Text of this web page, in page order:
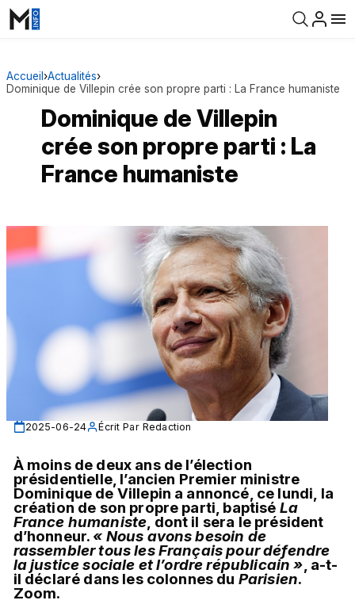
Accueil ›Actualités›
Dominique de Villepin crée son propre parti : La France humaniste
Dominique de Villepin
crée son propre parti : La
France humaniste
2025-06-24 Écrit Par Redaction
À moins de deux ans de l’élection
présidentielle, l’ancien Premier ministre
Dominique de Villepin a annoncé, ce lundi, la
création de son propre parti, baptisé La
France humaniste, dont il sera le président
d’honneur. « Nous avons besoin de
rassembler tous les Français pour défendre
la justice sociale et l’ordre républicain », a-t-
il déclaré dans les colonnes du Parisien.
Zoom.